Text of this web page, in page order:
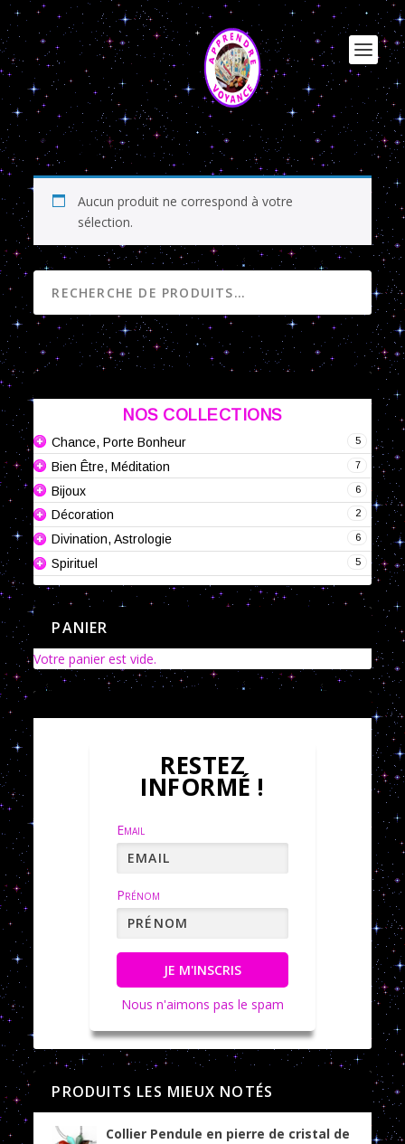
PIERRES
Aucun produit ne correspond à votre
sélection.
RECHERCHE
NOS COLLECTIONS
5
Chance, Porte Bonheur
7
Bien Être, Méditation
6
Bijoux
2
Décoration
6
Divination, Astrologie
5
Spirituel
PANIER
Votre panier est vide.
RESTEZ
INFORMÉ !
Email
Prénom
JE M'INSCRIS
Nous n'aimons pas le spam
PRODUITS LES MIEUX NOTÉS
Collier Pendule en pierre de cristal de